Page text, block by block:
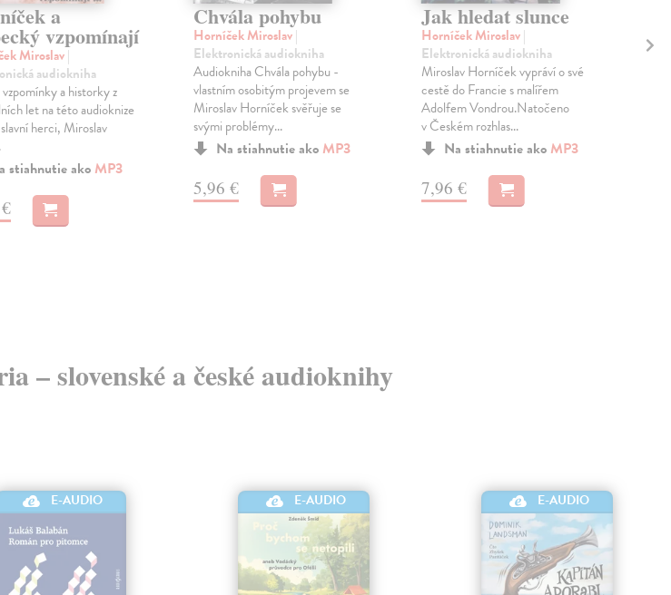
a
vzpomínají
Miroslav|
audiokniha
a historky z
let na této audioknize
herci, Miroslav
stiahnutie ako MP3
Chvála pohybu
Horníček Miroslav|
Elektronická audiokniha
Audiokniha Chvála pohybu -
vlastním osobitým projevem se
Miroslav Horníček svěřuje se
svými problémy...
Na stiahnutie ako MP3
5,96 €
Jak hledat slunce
Horníček Miroslav|
Elektronická audiokniha
Miroslav Horníček vypráví o své
cestě do Francie s malířem
Adolfem Vondrou.Natočeno
v Českém rozhlas...
Na stiahnutie ako MP3
7,96 €
– slovenské a české audioknihy
E-AUDIO E-AUDIO E-AUDIO